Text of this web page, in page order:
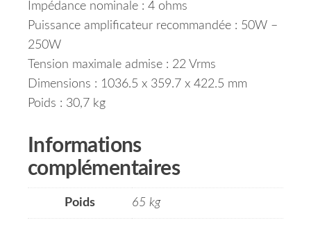
Impédance nominale : 4 ohms
Puissance amplificateur recommandée : 50W –
250W
Tension maximale admise : 22 Vrms
Dimensions : 1036.5 x 359.7 x 422.5 mm
Poids : 30,7 kg
Informations
complémentaires
Poids 65 kg